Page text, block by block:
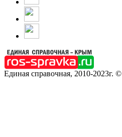
Единая справочная, 2010-2023г. ©